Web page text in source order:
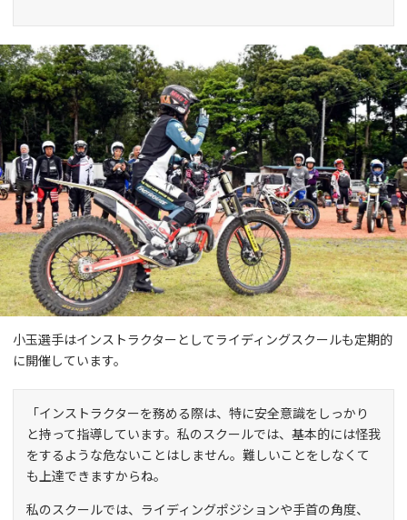
小玉選手はインストラクターとしてライディングスクールも定期的
に開催しています。
「インストラクターを務める際は、特に安全意識をしっかり
と持って指導しています。私のスクールでは、基本的には怪我
をするような危ないことはしません。難しいことをしなくて
も上達できますからね。
私のスクールでは、ライディングポジションや手首の角度、